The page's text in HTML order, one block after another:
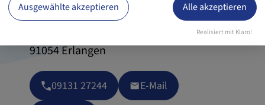
Casa lana
91054 Erlangen
09131 27244 E-Mail
Ausgewählte akzeptieren Alle akzeptieren
Realisiert mit Klaro!